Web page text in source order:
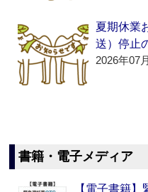
夏期休業
送）停止
2026年07
書籍・電子メディア
【電子書籍